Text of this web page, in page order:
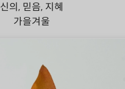
신의, 믿음, 지혜
가을겨울